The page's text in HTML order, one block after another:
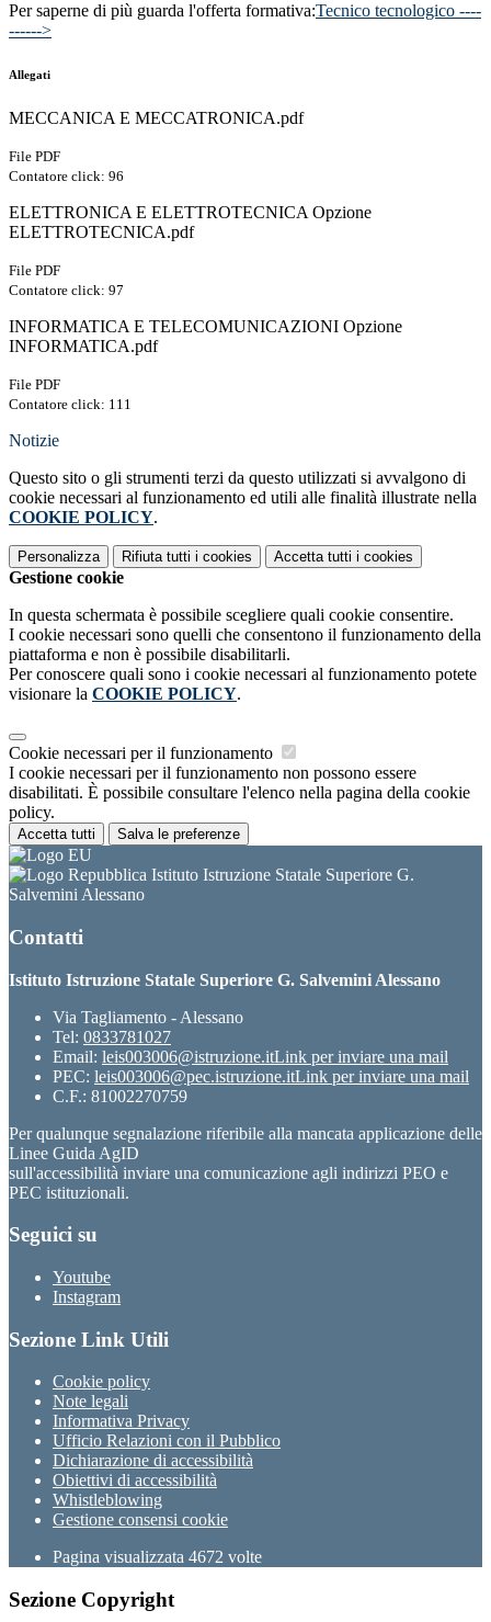
Per saperne di più guarda l'offerta formativa:Tecnico tecnologico ----
------>
Allegati
MECCANICA E MECCATRONICA.pdf
File PDF
Contatore click: 96
ELETTRONICA E ELETTROTECNICA Opzione
ELETTROTECNICA.pdf
File PDF
Contatore click: 97
INFORMATICA E TELECOMUNICAZIONI Opzione
INFORMATICA.pdf
File PDF
Contatore click: 111
Notizie
Questo sito o gli strumenti terzi da questo utilizzati si avvalgono di
cookie necessari al funzionamento ed utili alle finalità illustrate nella
COOKIE POLICY.
Personalizza Rifiuta tutti i cookies Accetta tutti i cookies
Gestione cookie
In questa schermata è possibile scegliere quali cookie consentire.
I cookie necessari sono quelli che consentono il funzionamento della
piattaforma e non è possibile disabilitarli.
Per conoscere quali sono i cookie necessari al funzionamento potete
visionare la COOKIE POLICY.
Cookie necessari per il funzionamento
I cookie necessari per il funzionamento non possono essere
disabilitati. È possibile consultare l'elenco nella pagina della cookie
policy.
Accetta tutti Salva le preferenze
Istituto Istruzione Statale Superiore G.
Salvemini Alessano
Contatti
Istituto Istruzione Statale Superiore G. Salvemini Alessano
Via Tagliamento - Alessano
Tel: 0833781027
Email: leis003006@istruzione.itLink per inviare una mail
PEC: leis003006@pec.istruzione.itLink per inviare una mail
C.F.: 81002270759
Per qualunque segnalazione riferibile alla mancata applicazione delle
Linee Guida AgID
sull'accessibilità inviare una comunicazione agli indirizzi PEO e
PEC istituzionali.
Seguici su
Youtube
Instagram
Sezione Link Utili
Cookie policy
Note legali
Informativa Privacy
Ufficio Relazioni con il Pubblico
Dichiarazione di accessibilità
Obiettivi di accessibilità
Whistleblowing
Gestione consensi cookie
Pagina visualizzata 4672 volte
Sezione Copyright